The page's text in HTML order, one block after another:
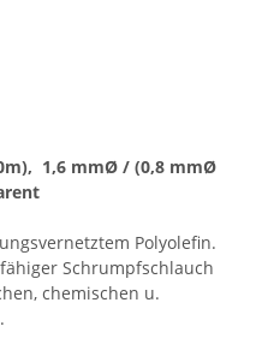
1,6 mmØ / (0,8 mmØ
Polyolefin.
Schrumpfschlauch
chemischen u.